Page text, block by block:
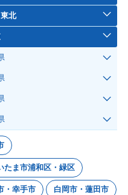
北
たま市浦和区・緑区
・幸手市 白岡市・蓮田市